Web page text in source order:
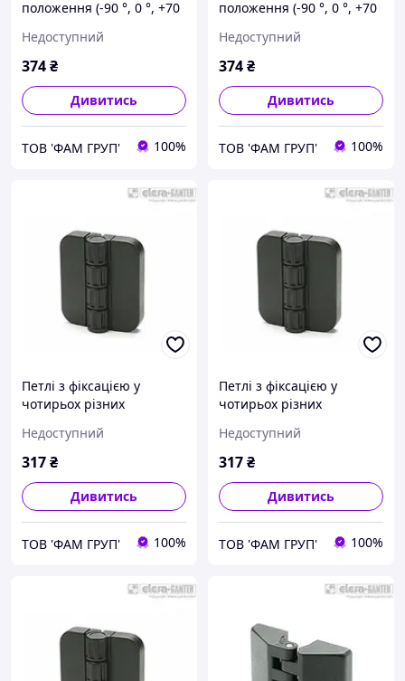
положення (-90 °, 0 °, +70
Недоступний
374₴
Дивитись
ТОВ 'ФАМ ГРУП' 100%
положення (-90 °, 0 °, +70
Недоступний
374₴
Дивитись
ТОВ 'ФАМ ГРУП' 100%
Петлі з фіксацією у
чотирьох різних
+120°, +170°) CFP.50 SH-4-
C9
Недоступний
317₴
Дивитись
ТОВ 'ФАМ ГРУП' 100%
Петлі з фіксацією у
чотирьох різних
+120°, +170°) CFP.50 CH-4-
C9
Недоступний
317₴
Дивитись
ТОВ 'ФАМ ГРУП' 100%